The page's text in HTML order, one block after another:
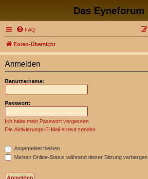
Das Eyneforum
FAQ
Foren-Übersicht
Anmelden
Benutzername:
Passwort:
Ich habe mein Passwort vergessen
Die Aktivierungs-E-Mail erneut senden
Angemeldet bleiben
Meinen Online-Status während dieser Sitzung verbergen